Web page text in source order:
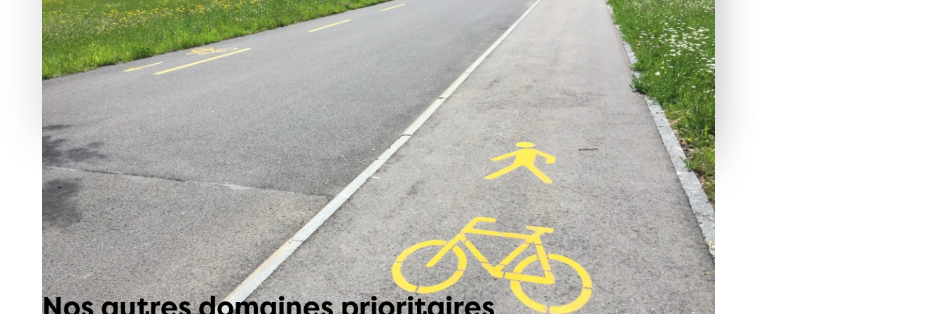
Des vitesses de déplacement et des revendications
de l’espace public différentes peuvent faire naître des
conflits entre piétons et cyclistes.
vers le papier de position